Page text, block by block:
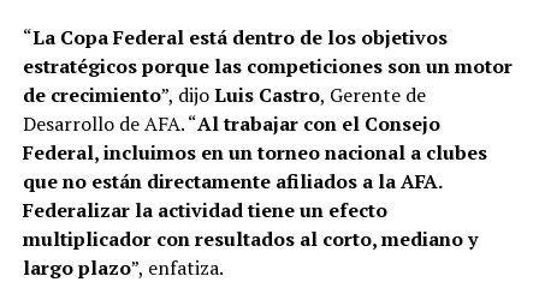
“La Copa Federal está dentro de los objetivos
estratégicos porque las competiciones son un motor
de crecimiento”, dijoLuis Castro, Gerente de
Desarrollo de AFA. “Al trabajar con el Consejo
Federal, incluimos en un torneo nacional a clubes
que no están directamente afiliados a la AFA.
Federalizar la actividad tiene un efecto
multiplicador con resultados al corto, mediano y
largo plazo”, enfatiza.